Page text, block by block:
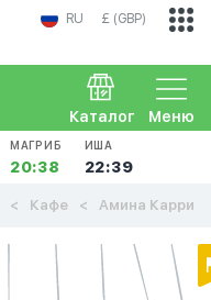
RU £ (GBP)
Меню
Каталог
МАГРИБ
20:38
ИША
22:39
Кафе Амина Карри